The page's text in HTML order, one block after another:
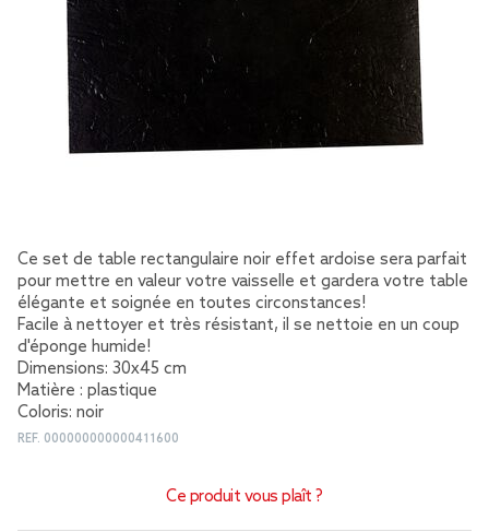
Ce set de table rectangulaire noir effet ardoise sera parfait
pour mettre en valeur votre vaisselle et gardera votre table
élégante et soignée en toutes circonstances!
Facile à nettoyer et très résistant, il se nettoie en un coup
d'éponge humide!
Dimensions: 30x45 cm
Matière : plastique
Coloris: noir
REF. 000000000000411600
Ce produit vous plaît ?